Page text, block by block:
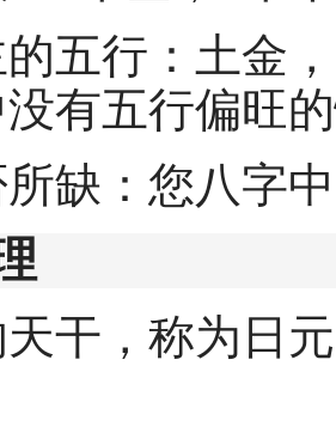
五行：土金
有五行偏旺
缺：您八字
干，称为日